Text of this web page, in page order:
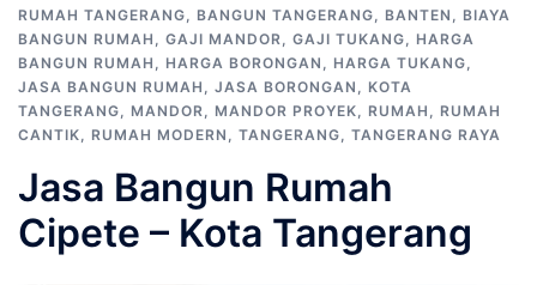
RUMAH TANGERANG, BANGUN TANGERANG, BANTEN , BIAYA
BANGUN RUMAH , GAJI MANDOR, GAJI TUKANG, HARGA
BANGUN RUMAH , HARGA BORONGAN , HARGA TUKANG,
JASA BANGUN RUMAH , JASA BORONGAN , KOTA
TANGERANG, MANDOR, MANDOR PROYEK, RUMAH , RUMAH
CANTIK, RUMAH MODERN , TANGERANG, TANGERANG RAYA
Jasa Bangun Rumah
Cipete – Kota Tangerang